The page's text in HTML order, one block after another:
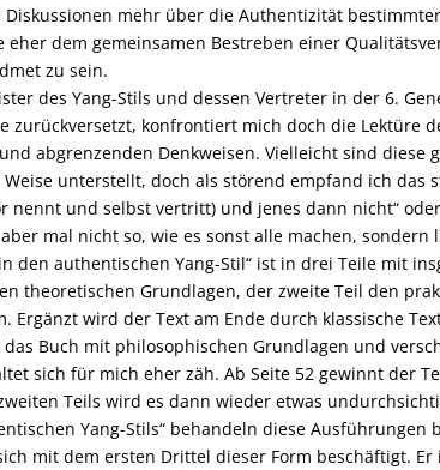
mehr über die Authentizität
eher dem gemeinsamen Bestreben einer
zu sein.
des Yang-Stils und dessen Vertreter in der 6.
zurückversetzt, konfrontiert mich doch die Lektüre
abgrenzenden Denkweisen. Vielleicht sind diese
unterstellt, doch als störend empfand ich das
nennt und selbst vertritt) und jenes dann nicht“
mal nicht so, wie es sonst alle machen, sondern
den authentischen Yang-Stil“ ist in drei Teile mit
theoretischen Grundlagen, der zweite Teil den
Ergänzt wird der Text am Ende durch klassische
Buch mit philosophischen Grundlagen und
sich für mich eher zäh. Ab Seite 52 gewinnt der
Teils wird es dann wieder etwas
Yang-Stils“ behandeln diese Ausführungen
mit dem ersten Drittel dieser Form beschäftigt.